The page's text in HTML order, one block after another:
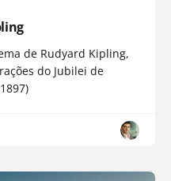
de Rudyard Kipling,
do Jubilei de